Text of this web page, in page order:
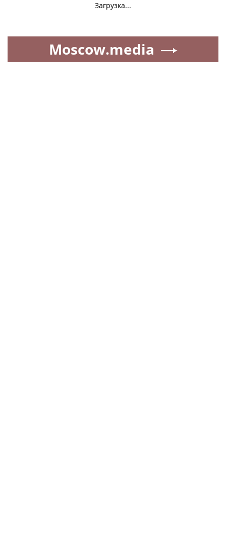
Загрузка...
Moscow.media